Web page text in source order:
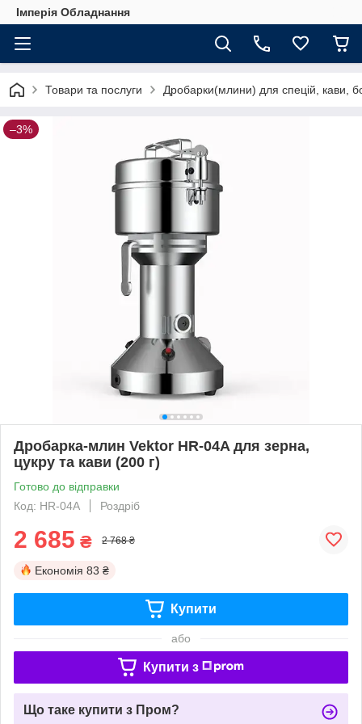
Імперія Обладнання
Товари та послуги Дробарки(млини) для спецій, кави,
–3%
Дробарка-млин Vektor HR-04A для зерна,
цукру та кави (200 г)
Готово до відправки
Код: HR-04А
Роздріб
2 685 ₴ 2 768 ₴
Економія 83 ₴
Купити
або
Купити з
Що таке купити з Пром?